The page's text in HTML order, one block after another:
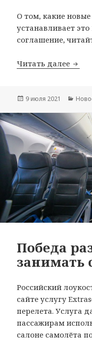
О том, какие
устанавливает
соглашение,
Читать далее
Опубликовано
9 июля 2021
Победа
занимать
Российский
сайте услугу
перелета. Услуга
пассажирам
салоне самолёта